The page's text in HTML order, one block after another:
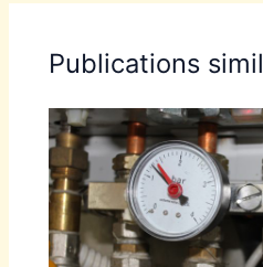
Publications